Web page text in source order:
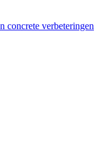
concrete verbeteringen